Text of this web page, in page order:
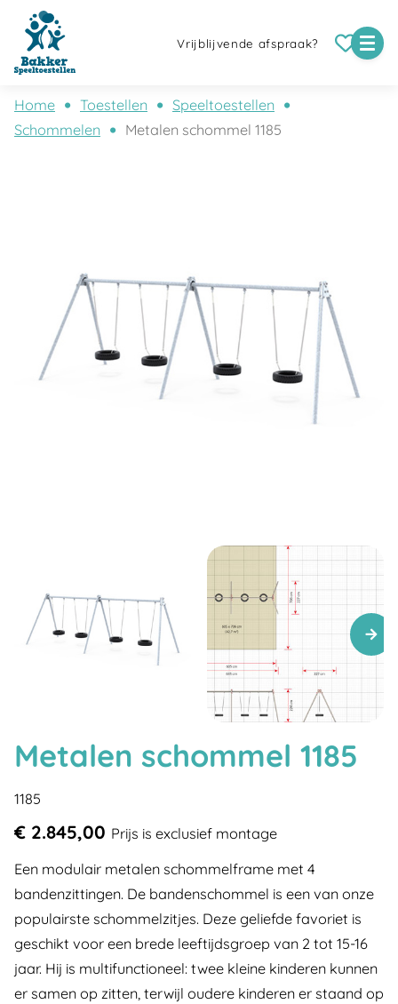
Vrijblijvende afspraak?
Home Toestellen
Speeltoestellen
Schommelen
Metalen schommel 1185
Metalen schommel 1185
1185
€ 2.845,00 Prijs is exclusief montage
Een modulair metalen schommelframe met 4
bandenzittingen. De bandenschommel is een van onze
populairste schommelzitjes. Deze geliefde favoriet is
geschikt voor een brede leeftijdsgroep van 2 tot 15-16
jaar. Hij is multifunctioneel: twee kleine kinderen kunnen
er samen op zitten, terwijl oudere kinderen er staand op